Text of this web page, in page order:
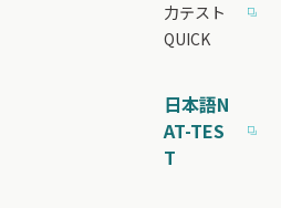
力テスト
QUICK
日本語N
AT-TES
T